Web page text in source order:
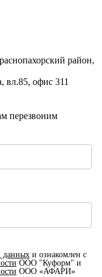
район,
вл.85, офис 311
перезвоним
данныхи ознакомлен с
ООО "Куформ" и
ООО «АФАРИ»